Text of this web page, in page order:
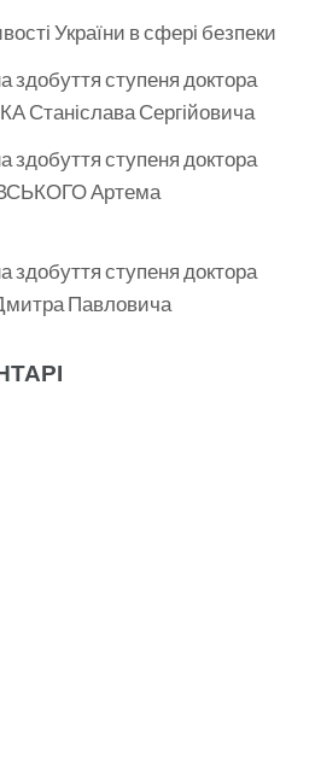
України в сфері безпеки
здобуття ступеня доктора
Станіслава Сергійовича
здобуття ступеня доктора
Артема
здобуття ступеня доктора
Павловича